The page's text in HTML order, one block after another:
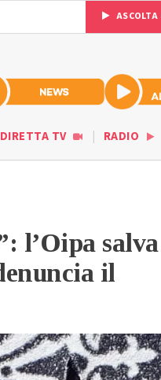
ASCOLTA
DIRETTA TV RADIO
l’Oipa
il